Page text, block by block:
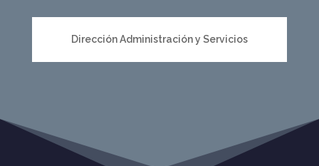
Dirección Administración y Servicios